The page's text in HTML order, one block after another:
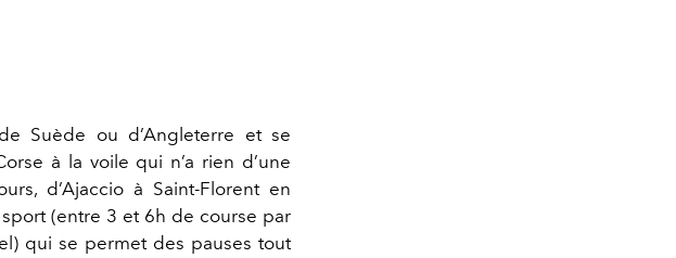
Suède ou d’Angleterre et se
à la voile qui n’a rien d’une
d’Ajaccio à Saint-Florent en
(entre 3 et 6h de course par
qui se permet des pauses tout